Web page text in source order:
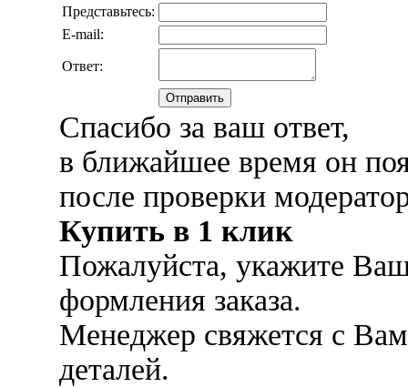
Представьтесь:
E-mail:
Ответ:
Отправить
Спасибо за ваш ответ,
в ближайшее время он
после проверки
Купить в 1 клик
Пожалуйста, укажите
формления заказа.
Менеджер свяжется с
деталей.